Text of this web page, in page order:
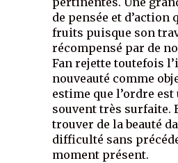
de pensée et d’action
fruits puisque son
récompensé par de
Fan rejette toutefois
nouveauté comme
estime que l’ordre
souvent très surfaite.
trouver de la beauté
difficulté sans
moment présent.